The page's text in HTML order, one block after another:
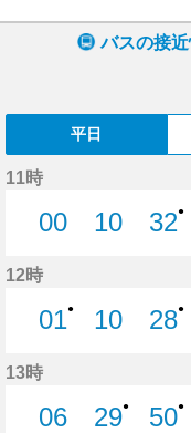
バスの接
平日
11時
00
10
32●
12時
01●
10
28●
13時
06
29●
50●